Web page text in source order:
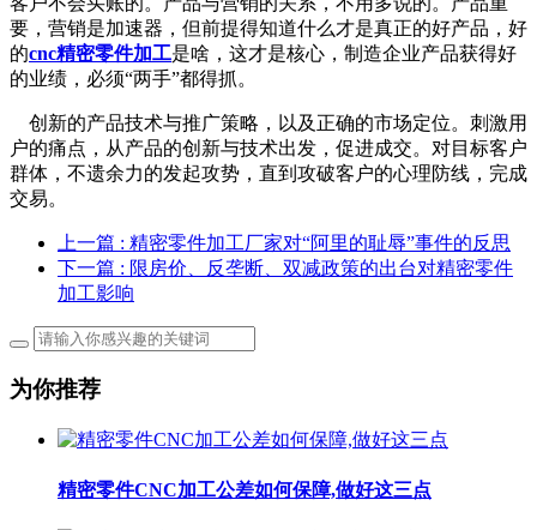
要，营销是加速器，但前提得知道什么才是真正的好产品，好
的cnc精密零件加工是啥，这才是核心，制造企业产品获得好
的业绩，必须“两手”都得抓。
创新的产品技术与推广策略，以及正确的市场定位。刺激用
户的痛点，从产品的创新与技术出发，促进成交。对目标客户
群体，不遗余力的发起攻势，直到攻破客户的心理防线，完成
交易。
上一篇 : 精密零件加工厂家对“阿里的耻辱”事件的反思
下一篇 : 限房价、反垄断、双减政策的出台对精密零件
加工影响
为你推荐
精密零件CNC加工公差如何保障,做好这三点